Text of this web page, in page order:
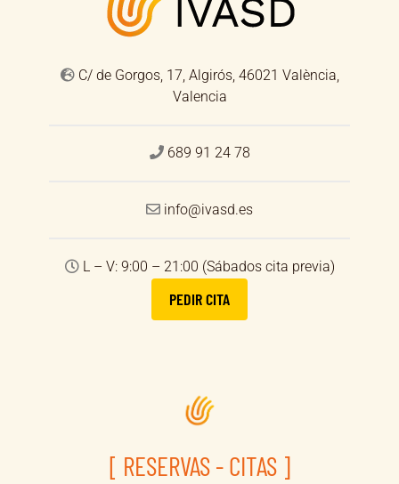
C/ de Gorgos, 17, Algirós, 46021 València,
Valencia
689 91 24 78
info@ivasd.es
L – V: 9:00 – 21:00 (Sábados cita previa)
PEDIR CITA
[ RESERVAS - CITAS ]